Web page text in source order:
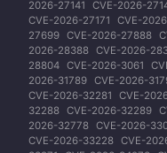
2026-27141 CVE-2026-
CVE-2026-27171
CVE-
27699 CVE-2026-27888
2026-28388 CVE-2026-
28804 CVE-2026-3061
2026-31789 CVE-2026-
CVE-2026-32281
CVE-
32288 CVE-2026-32289
2026-32778 CVE-2026-
CVE-2026-33228 CVE-